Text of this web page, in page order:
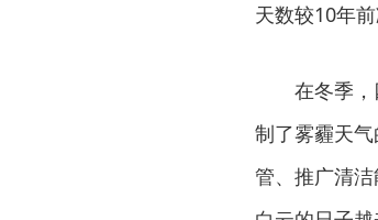
天数较10年前
在冬季
制了雾霾天
管、推广清